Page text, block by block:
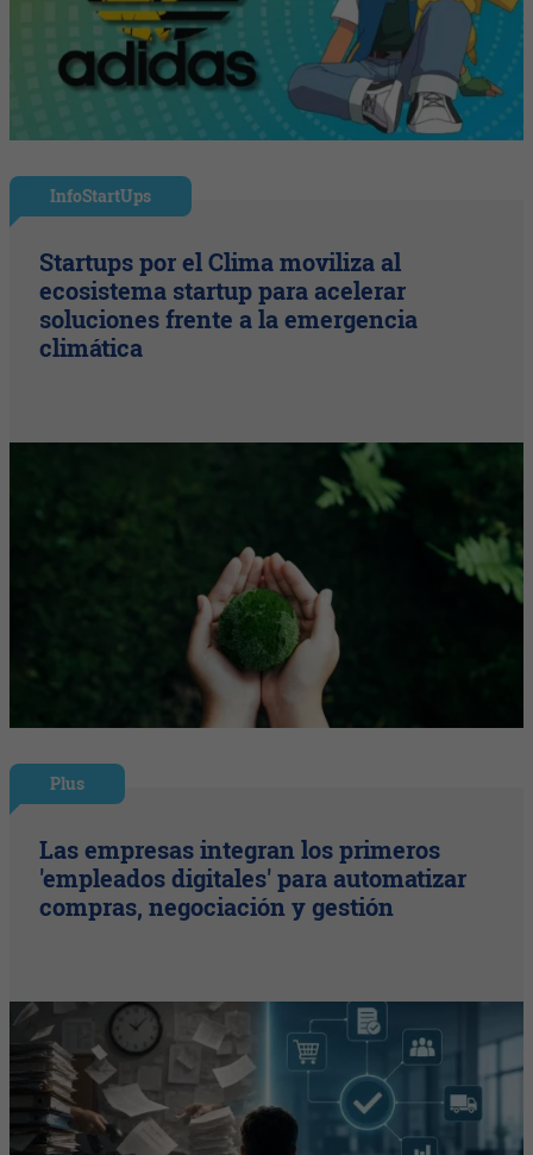
InfoStartUps
Startups por el Clima moviliza al
ecosistema startup para acelerar
soluciones frente a la emergencia
climática
Plus
Las empresas integran los primeros
'empleados digitales' para automatizar
compras, negociación y gestión